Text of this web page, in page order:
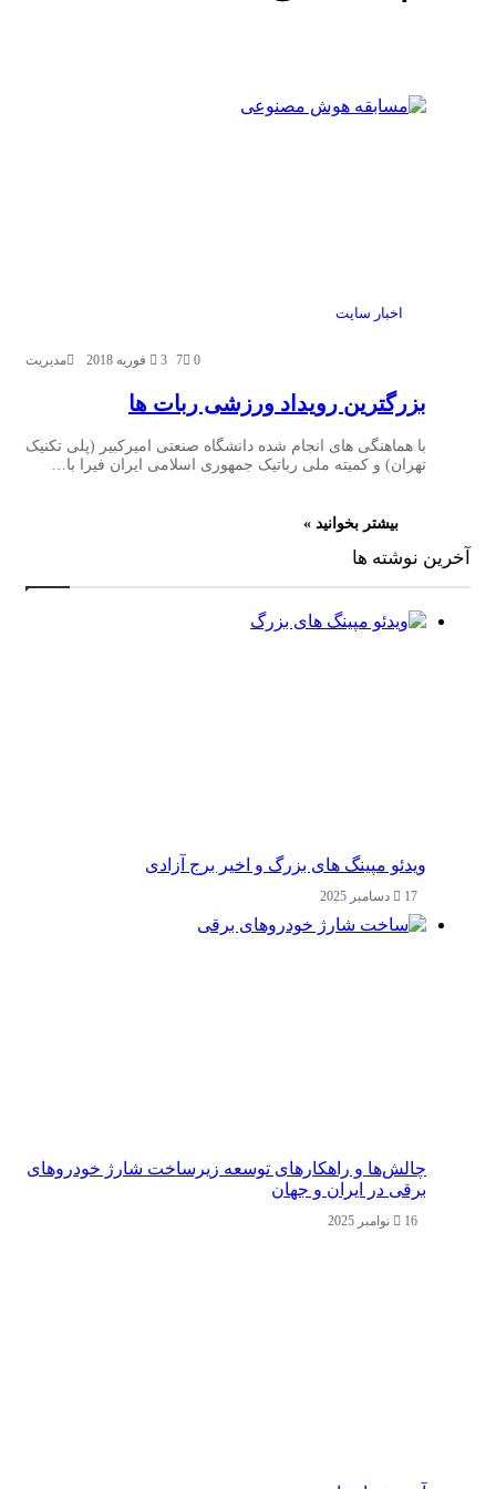
اخبار سایت
مدیریت 3 فوریه 2018 0
7
بزرگترین رویداد ورزشی ربات ها
با هماهنگی های انجام شده دانشگاه صنعتی امیرکبیر (پلی تکنیک
تهران) و کمیته ملی رباتیک جمهوری اسلامی ایران فیرا با…
بیشتر بخوانید »
آخرین نوشته ها
ویدئو مپینگ های بزرگ و اخیر برج آزادی
17 دسامبر 2025
چالش‌ها و راهکارهای توسعه زیرساخت شارژ خودروهای
برقی در ایران و جهان
16 نوامبر 2025